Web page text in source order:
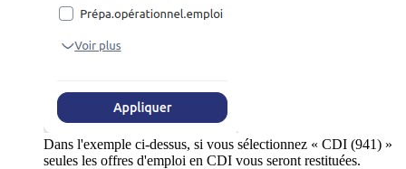
Dans l'exemple ci-dessus, si vous sélectionnez « CDI (941) »
seules les offres d'emploi en CDI vous seront restituées.